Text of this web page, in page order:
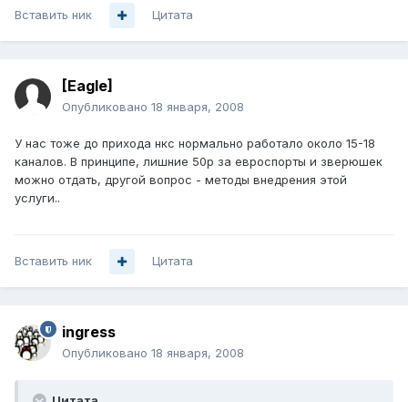
Вставить ник Цитата
[Eagle]
Опубликовано 18 января, 2008
У нас тоже до прихода нкс нормально работало около 15-18
каналов. В принципе, лишние 50р за евроспорты и зверюшек
можно отдать, другой вопрос - методы внедрения этой
услуги..
Вставить ник Цитата
ingress
Опубликовано 18 января, 2008